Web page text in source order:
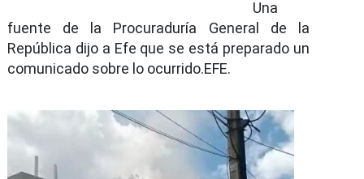
Una
fuente de la Procuraduría General de la
República dijo a Efe que se está preparado un
comunicado sobre lo ocurrido.EFE.